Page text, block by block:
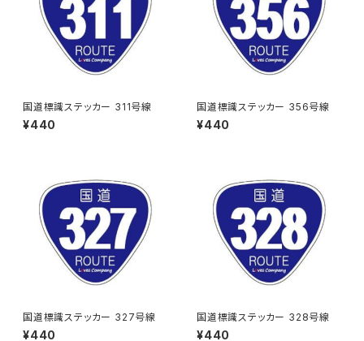
国道標識ステッカー 311号線
¥440
国道標識ステッカー 356号線
¥440
国道標識ステッカー 327号線
¥440
国道標識ステッカー 328号線
¥440